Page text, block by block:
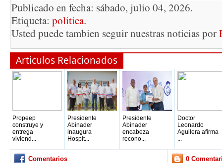
Publicado en fecha: sábado, julio 04, 2026.
Etiqueta: politica.
Usted puede tambien seguir nuestras noticias por
Articulos Relacionados
Propeep
construye y
entrega
viviend...
Presidente
Abinader
inaugura
Hospit...
Presidente
Abinader
encabeza
recono...
Doctor
Leonardo
Aguilera afirma
...
Comentarios 0